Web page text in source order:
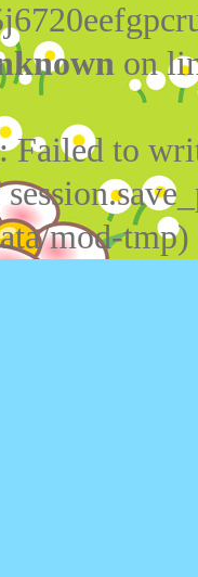
on
Failed to
mod-